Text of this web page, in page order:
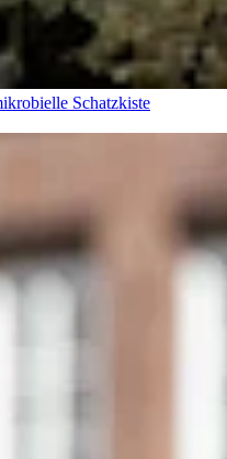
Schatzkiste